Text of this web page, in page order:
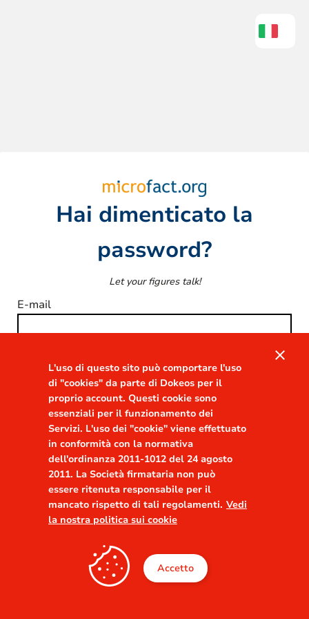
Hai dimenticato la
password?
Let your figures talk!
E-mail
Accedi
L'uso di questo sito può comportare l'uso
di "cookies" da parte di Dokeos per il
proprio account. Questi cookie sono
essenziali per il funzionamento dei
Servizi. L'uso dei "cookie" viene effettuato
in conformità con la normativa
dell'ordinanza 2011-1012 del 24 agosto
2011. La Società firmataria non può
essere ritenuta responsabile per il
mancato rispetto di tali regolamenti. Vedi
la nostra politica sui cookie
Accetto
close